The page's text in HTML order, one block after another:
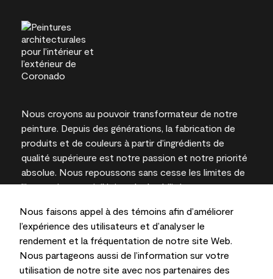
Nous faisons appel à des témoins afin d’améliorer
l’expérience des utilisateurs et d’analyser le
rendement et la fréquentation de notre site Web.
Nous partageons aussi de l’information sur votre
utilisation de notre site avec nos partenaires des
Nous croyons au pouvoir transformateur de notre
peinture. Depuis des générations, la fabrication de
produits et de couleurs à partir d’ingrédients de
qualité supérieure est notre passion et notre priorité
absolue. Nous repoussons sans cesse les limites de
l’innovation et privilégions la durabilité pour
l’expertise locale.
Les couleurs représentées à l’écran et sur les